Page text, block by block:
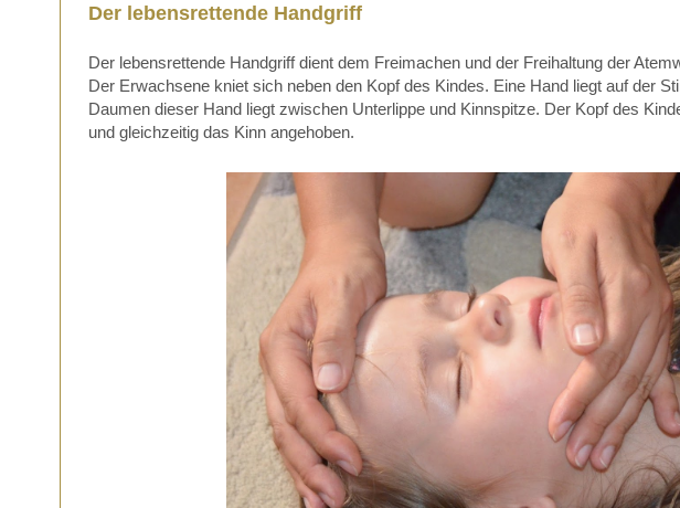
Der lebensrettende Handgriff
Der lebensrettende Handgriff dient dem Freimachen und der Freihaltung der
Der Erwachsene kniet sich neben den Kopf des Kindes. Eine Hand liegt auf der
Daumen dieser Hand liegt zwischen Unterlippe und Kinnspitze. Der Kopf des
und gleichzeitig das Kinn angehoben.